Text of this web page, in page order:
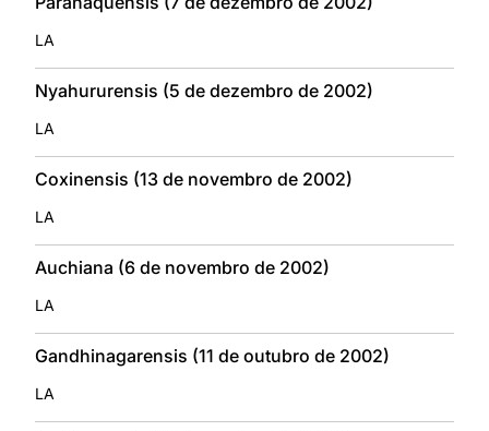
LA
Nyahururensis (5 de dezembro de 2002)
LA
Coxinensis (13 de novembro de 2002)
LA
Auchiana (6 de novembro de 2002)
LA
Gandhinagarensis (11 de outubro de 2002)
LA